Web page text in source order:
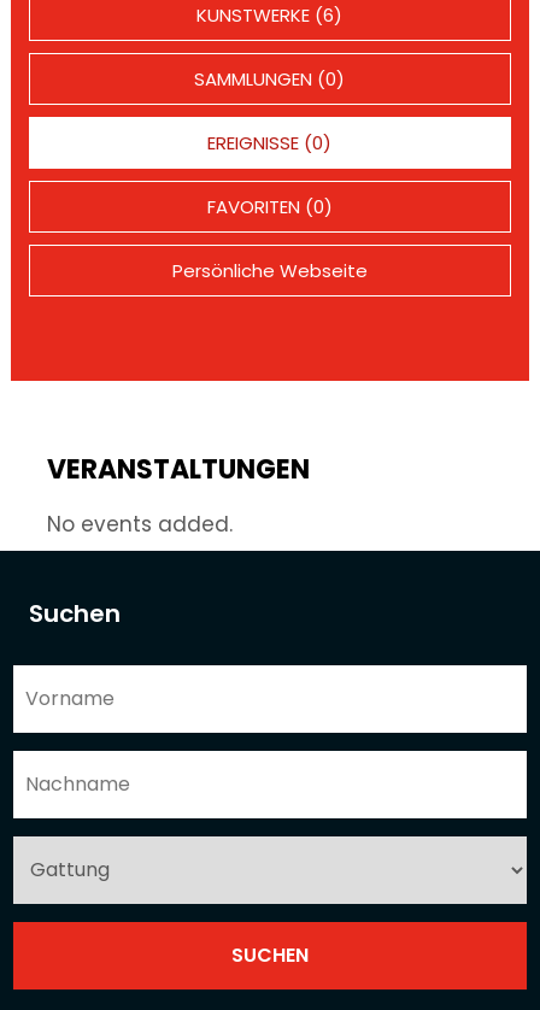
Suchen
KUNSTWERKE (6)
SAMMLUNGEN (0)
EREIGNISSE (0)
FAVORITEN (0)
Persönliche Webseite
VERANSTALTUNGEN
No events added.